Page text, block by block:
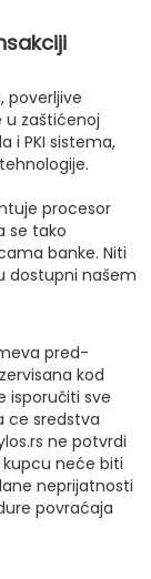
poverljive
zaštićenoj
i PKI sistema,
procesor
se tako
banke. Niti
dostupni našem
pred-
kod
isporučiti sve
ce sredstva
ne potvrdi
kupcu neće biti
neprijatnosti
povraćaja